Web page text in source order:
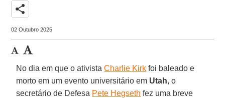
share
02 Outubro 2025
No dia em que o ativistaCharlie Kirk foi baleado e
morto em um evento universitário em Utah, o
secretário de Defesa Pete Hegseth fez uma breve